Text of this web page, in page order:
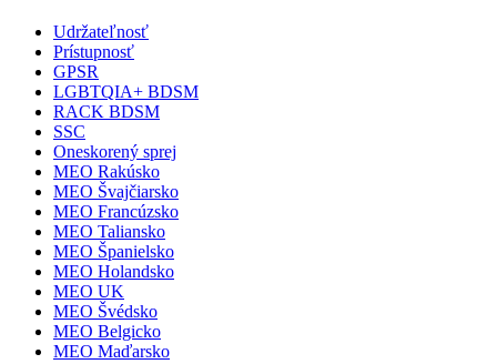
Udržateľnosť
Prístupnosť
GPSR
LGBTQIA+ BDSM
RACK BDSM
SSC
Oneskorený sprej
MEO Rakúsko
MEO Švajčiarsko
MEO Francúzsko
MEO Taliansko
MEO Španielsko
MEO Holandsko
MEO UK
MEO Švédsko
MEO Belgicko
MEO Maďarsko